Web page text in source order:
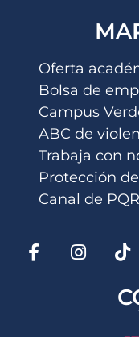
Oferta
Bolsa de
Campus
ABC de
Trabaja con
Protección
Canal de